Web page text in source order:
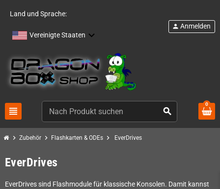
Land und Sprache:
Vereinigte Staaten
view_headline search
person Anmelden
0
chevron_right Zubehör chevron_right Flashkarten & ODEs chevron_right EverDrives
EverDrives
EverDrives sind Flashmodule für klassische Konsolen. Damit kannst